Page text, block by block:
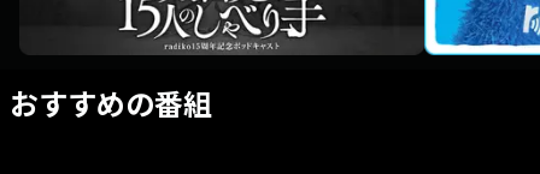
おすすめの番組